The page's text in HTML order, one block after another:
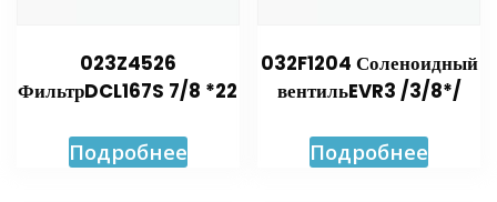
023Z4526
ФильтрDCL167S 7/8 *22
Подробнее
032F1204 Соленоидный
вентильEVR3 /3/8*/
Подробнее